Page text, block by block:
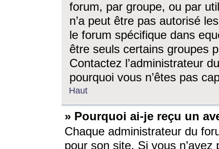
forum, par groupe, ou par
n’a peut être pas autorisé
le forum spécifique dans
être seuls certains groupes
Contactez l’administrateur
pourquoi vous n’êtes pas
Haut
» Pourquoi ai-je reçu un
Chaque administrateur du
pour son site. Si vous